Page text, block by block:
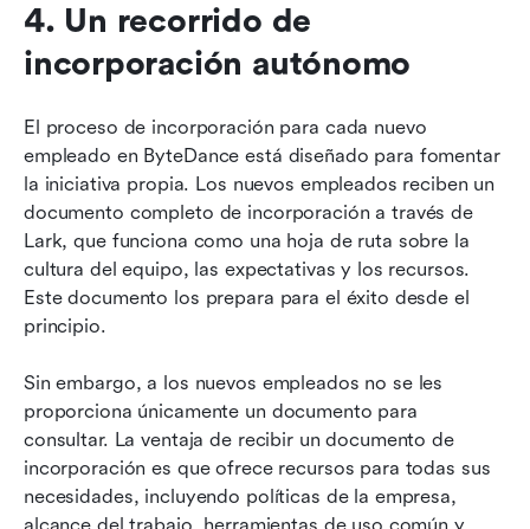
4. Un recorrido de
incorporación autónomo
El proceso de incorporación para cada nuevo
empleado en ByteDance está diseñado para fomentar
la iniciativa propia. Los nuevos empleados reciben un
documento completo de incorporación a través de
Lark, que funciona como una hoja de ruta sobre la
cultura del equipo, las expectativas y los recursos.
Este documento los prepara para el éxito desde el
principio.
Sin embargo, a los nuevos empleados no se les
proporciona únicamente un documento para
consultar. La ventaja de recibir un documento de
incorporación es que ofrece recursos para todas sus
necesidades, incluyendo políticas de la empresa,